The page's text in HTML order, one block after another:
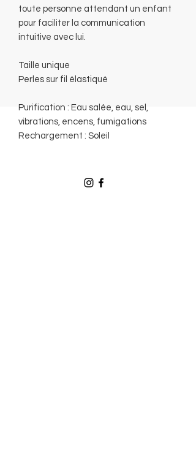
toute personne attendant un enfant
pour faciliter la communication
intuitive avec lui.
Taille unique
Perles sur fil élastiqué
Purification : Eau salée, eau, sel,
vibrations, encens, fumigations
Rechargement : Soleil